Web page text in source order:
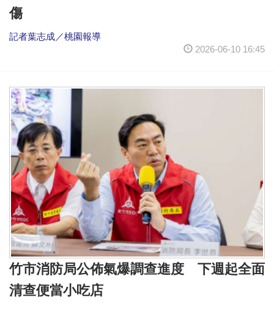
傷
記者葉志成／桃園報導
2026-06-10 16:45
竹市消防局公佈氣爆調查進度 下週起全面
清查便當小吃店